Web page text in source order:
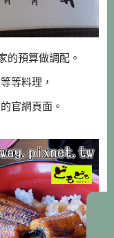
的預算做調配。
等料理，
官網頁面。